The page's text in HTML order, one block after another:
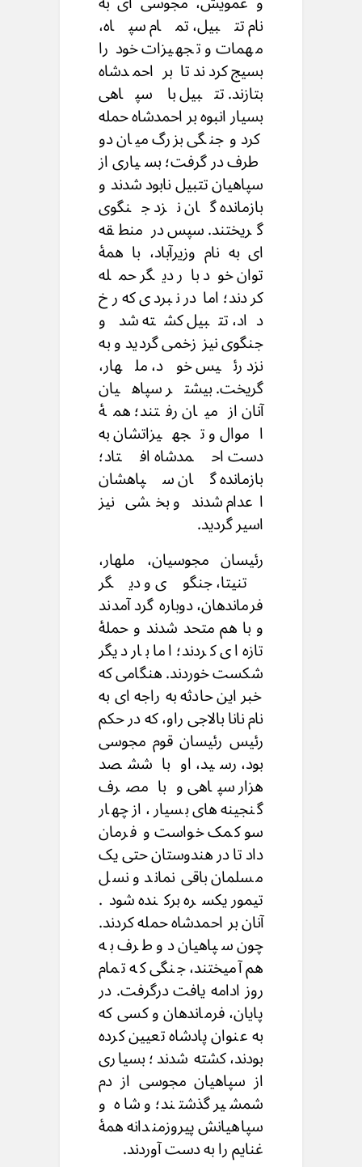
نام تتبیل، تمام سپاه،
مهمات و تجهیزات خود را
بسیج کردند تا بر احمدشاه
بتازند. تتبیل با سپاهی
بسیار انبوه بر احمدشاه حمله
کرد و جنگی بزرگ میان دو
طرف درگرفت؛ بسیاری از
سپاهیان تتبیل نابود شدند و
بازمانده گان نزد جنگوی
گریختند. سپس در منطقه
ای به نام وزیرآباد، با همهٔ
توان خود بار دیگر حمله
کردند؛ اما در نبردی که رخ
داد، تتبیل کشته شد و
جنگوی نیز زخمی گردید و به
نزد رئیس خود، ملهار،
گریخت. بیشتر سپاهیان
آنان از میان رفتند؛ همهٔ
اموال و تجهیزاتشان به
دست احمدشاه افتاد؛
بازمانده گان سپاهشان
اعدام شدند و بخشی نیز
اسیر گردید.
رئیسان مجوسیان، ملهار،
تنیتا، جنگوی و دیگر
فرماندهان، دوباره گرد آمدند
و با هم متحد شدند و حملهٔ
تازه ای کردند؛ اما بار دیگر
شکست خوردند. هنگامی که
خبر این حادثه به راجه ای به
نام نانا بالاجی راو، که در حکم
رئیس رئیسان قوم مجوسی
بود، رسید، او با ششصد
هزار سپاهی و با مصرف
گنجینه های بسیار، از چهار
سو کمک خواست و فرمان
داد تا در هندوستان حتی یک
مسلمان باقی نماند و نسل
تیمور یکسره برکنده شود.
آنان بر احمدشاه حمله کردند.
چون سپاهیان دو طرف به
هم آمیختند، جنگی که تمام
روز ادامه یافت درگرفت. در
پایان، فرماندهان و کسی که
به عنوان پادشاه تعیین کرده
بودند، کشته شدند؛ بسیاری
از سپاهیان مجوسی از دم
شمشیر گذشتند؛ و شاه و
سپاهیانش پیروزمندانه همهٔ
غنایم را به دست آوردند.